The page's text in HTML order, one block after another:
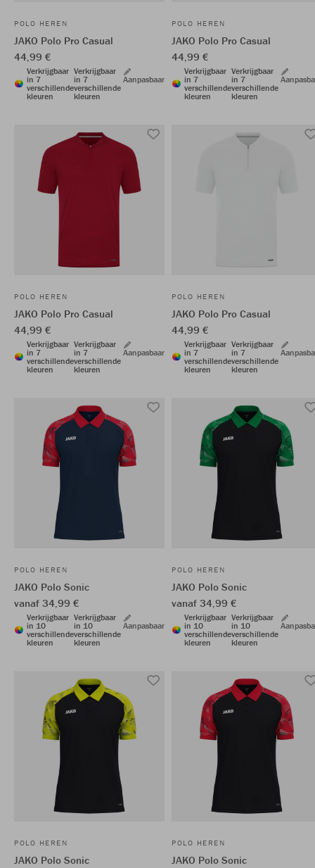
POLO HEREN
JAKO Polo Pro Casual
44,99 €
Verkrijgbaar
in 7
verschillende
kleuren
Verkrijgbaar
in 7
verschillende
kleuren
Aanpasbaar
POLO HEREN
JAKO Polo Pro Casual
44,99 €
Verkrijgbaar
in 7
verschillende
kleuren
Verkrijgbaar
in 7
verschillende
kleuren
POLO HEREN
JAKO Polo Pro Casual
44,99 €
Verkrijgbaar
in 7
verschillende
kleuren
Verkrijgbaar
in 7
verschillende
kleuren
Aanpasbaar
POLO HEREN
JAKO Polo Pro Casual
44,99 €
Verkrijgbaar
in 7
verschillende
kleuren
Verkrijgbaar
in 7
verschillende
kleuren
POLO HEREN
JAKO Polo Sonic
vanaf 34,99 €
Verkrijgbaar
in 10
verschillende
kleuren
Verkrijgbaar
in 10
verschillende
kleuren
Aanpasbaar
POLO HEREN
JAKO Polo Sonic
vanaf 34,99 €
Verkrijgbaar
in 10
verschillende
kleuren
Verkrijgbaar
in 10
verschillende
kleuren
POLO HEREN
JAKO Polo Sonic
POLO HEREN
JAKO Polo Sonic